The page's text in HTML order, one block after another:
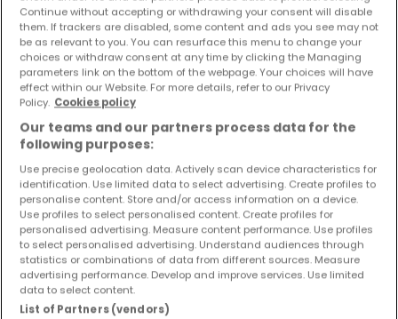
3 Zimmer
4 Zimmer
5 Zimmer
6 Zimmer
Bitte ändern Sie Ihre Suche und versuchen Sie
es erneut
Ähnliche Immobilien in der Nähe
Continue without accepting or withdrawing your consent will disable
them. If trackers are disabled, some content and ads you see may not
be as relevant to you. You can resurface this menu to change your
choices or withdraw consent at any time by clicking the Managing
parameters link on the bottom of the webpage. Your choices will have
effect within our Website. For more details, refer to our Privacy
Policy. Cookies policy
Our teams and our partners process data for the
following purposes:
Use precise geolocation data. Actively scan device characteristics for
identification. Use limited data to select advertising. Create profiles to
personalise content. Store and/or access information on a device.
Use profiles to select personalised content. Create profiles for
personalised advertising. Measure content performance. Use profiles
to select personalised advertising. Understand audiences through
statistics or combinations of data from different sources. Measure
advertising performance. Develop and improve services. Use limited
data to select content.
List of Partners (vendors)